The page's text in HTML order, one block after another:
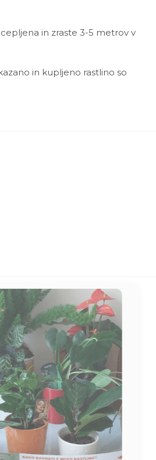
in zraste 3-5 metrov v
in kupljeno rastlino so